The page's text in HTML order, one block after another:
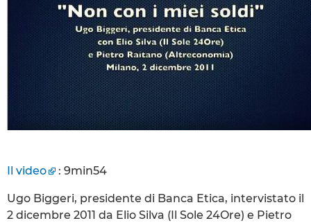
Il video : 9min54
Ugo Biggeri, presidente di Banca Etica, intervistato il
2 dicembre 2011 da Elio Silva (Il Sole 24Ore) e Pietro